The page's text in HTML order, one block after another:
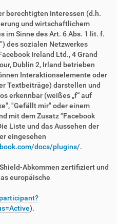
berechtigten Interessen (d.h.
und wirtschaftlichem
im Sinne des Art. 6 Abs. 1 lit. f.
des sozialen Netzwerkes
Ireland Ltd., 4 Grand
Dublin 2, Irland betrieben
Interaktionselemente oder
Textbeiträge) darstellen und
erkennbar (weißes „f“ auf
"Gefällt mir" oder einem
mit dem Zusatz "Facebook
Liste und das Aussehen der
eingesehen
docs/plugins/.
Abkommen zertifiziert und
europäische
).